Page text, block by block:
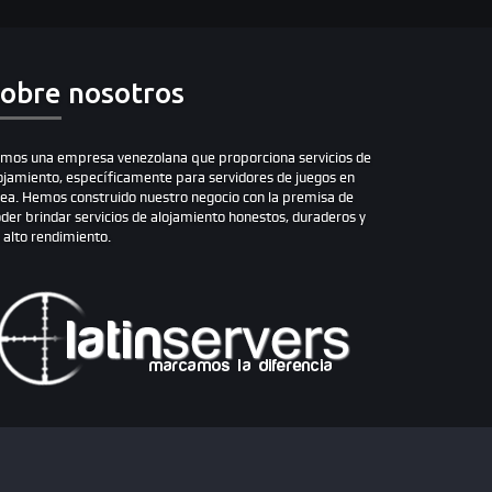
nosotros
una empresa venezolana que proporciona servicios de
específicamente para servidores de juegos en
Hemos construido nuestro negocio con la premisa de
brindar servicios de alojamiento honestos, duraderos y
alto rendimiento.